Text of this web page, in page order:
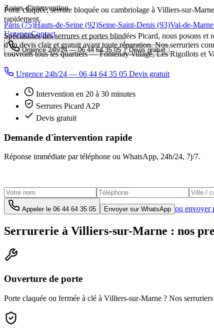
Zones d'intervention
Paris (75)Hauts-de-Seine (92)Seine-Saint-Denis (93)Val-de-
UrgenceContact
Urgence 24h/24 —06 44 64 35 05 Devis gratuit
Porte claquée, serrure bloquée ou cambriolage à Villiers-sur-
rapidement.
Spécialistes des serrures et portes blindées Picard, nous posons
d'un devis clair et gratuit avant toute réparation. Nos serruriers
couvrons tous les quartiers — Fontenay-village, Les Rigollots et
Urgence 24h/24 — 06 44 64 35 05 Devis gratuit
Intervention en 20 à 30 minutes
Serrures Picard A2P
Devis gratuit
Demande d'intervention rapide
Réponse immédiate par téléphone ou WhatsApp, 24h/24, 7j/7.
Appeler le 06 44 64 35 05 Envoyer sur WhatsApp ou envoyer
Serrurerie à Villiers-sur-Marne : nos
Ouverture de porte
Porte claquée ou fermée à clé à Villiers-sur-Marne ? Nos